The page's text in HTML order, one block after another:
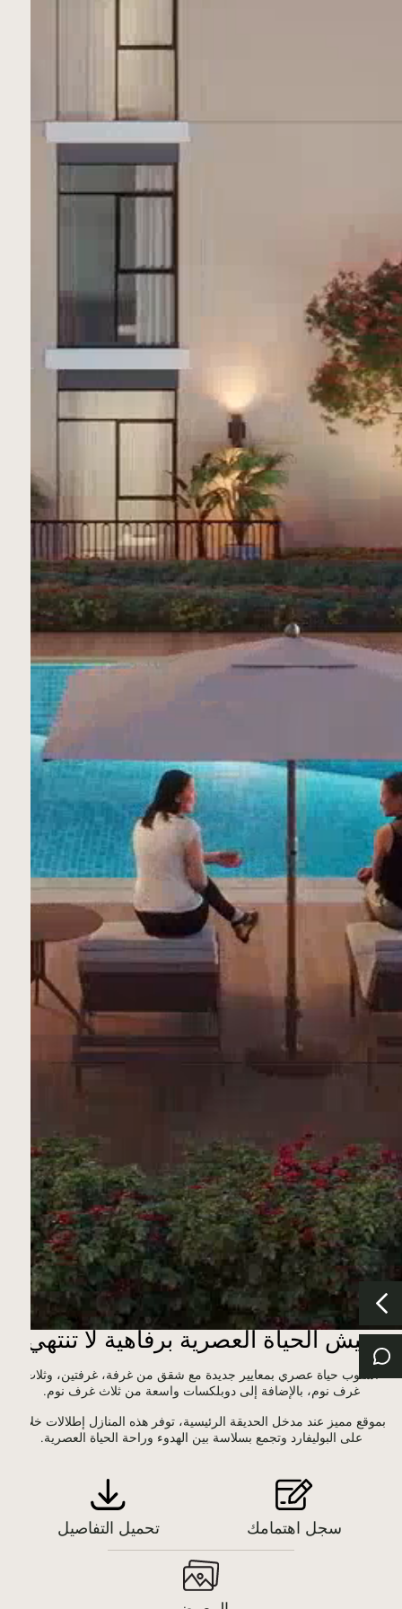
عيش الحياة العصرية برفاهية لا تنتهي
أسلوب حياة عصري بمعايير جديدة مع شقق من غرفة، غرفتين، وثلاث
غرف نوم، بالإضافة إلى دوبلكسات واسعة من ثلاث غرف نوم.
بموقع مميز عند مدخل الحديقة الرئيسية، توفر هذه المنازل إطلالات خلابة
على البوليفارد وتجمع بسلاسة بين الهدوء وراحة الحياة العصرية.
سجل اهتمامك تحميل التفاصيل